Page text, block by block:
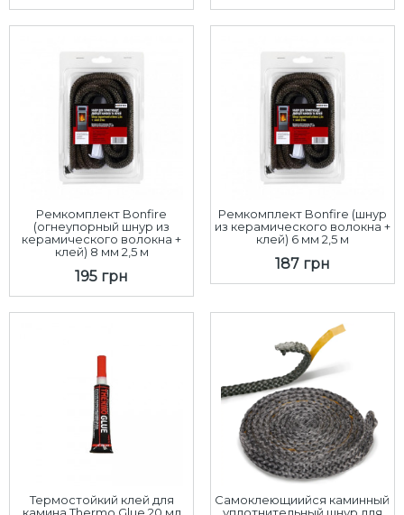
Ремкомплект Bonfire
(огнеупорный шнур из
керамического волокна +
клей) 8 мм 2,5 м
195 грн
Ремкомплект Bonfire (шнур
из керамического волокна +
клей) 6 мм 2,5 м
187 грн
Термостойкий клей для
Самоклеющиийся каминный